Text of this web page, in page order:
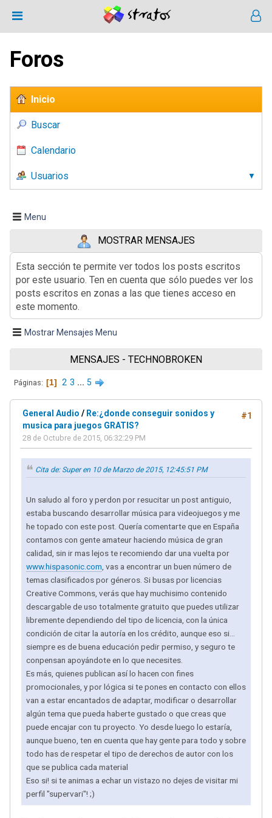
Foros
Inicio
Buscar
Calendario
Usuarios
Menu
MOSTRAR MENSAJES
Esta sección te permite ver todos los posts escritos
por este usuario. Ten en cuenta que sólo puedes ver los
posts escritos en zonas a las que tienes acceso en
este momento.
Mostrar Mensajes Menu
MENSAJES - TECHNOBROKEN
Páginas 1 2 3 ... 5
#1
General Audio / Re:¿donde conseguir sonidos y
musica para juegos GRATIS?
28 de Octubre de 2015, 06:32:29 PM
Cita de: Super en 10 de Marzo de 2015, 12:45:51 PM
Un saludo al foro y perdon por resucitar un post antiguio,
estaba buscando desarrollar música para videojuegos y me
he topado con este post. Quería comentarte que en España
contamos con gente amateur haciendo música de gran
calidad, sin ir mas lejos te recomiendo dar una vuelta por
www.hispasonic.com , vas a encontrar un buen número de
temas clasificados por géneros. Si busas por licencias
Creative Commons, verás que hay muchisimo contenido
descargable de uso totalmente gratuito que puedes utilizar
libremente dependiendo del tipo de licencia, con la única
condición de citar la autoría en los crédito, aunque eso si...
siempre es de buena educación pedir permiso, y seguro te
conpensan apoyándote en lo que necesites.
Es más, quienes publican así lo hacen con fines
promocionales, y por lógica si te pones en contacto con ellos
van a estar encantados de adaptar, modificar o desarrollar
algún tema que pueda haberte gustado o que creas que
puede encajar con tu proyecto. Yo desde luego lo estaría,
aunque bueno, ten en cuenta que hay gente para todo y sobre
todo has de respetar el tipo de derechos de autor con los
que se publica cada material
Eso si! si te animas a echar un vistazo no dejes de visitar mi
perfil "supervari"! ;)